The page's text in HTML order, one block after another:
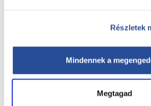
Részletek
Mindennek a
Megtagad
fenntartható alternatívája.
Az anyacégünknél is használt BioLNG
nagy energiasűrűségű tiszta üzemanyag,